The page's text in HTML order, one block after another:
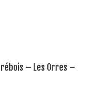
– Les Orres –